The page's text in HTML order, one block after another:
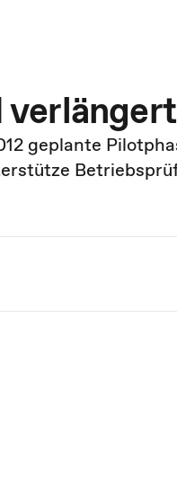
verlängert
geplante